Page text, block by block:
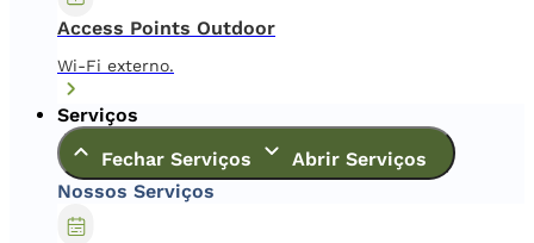
Access Points Outdoor
Wi-Fi externo.
Serviços
Fechar Serviços
Abrir Serviços
Nossos Serviços